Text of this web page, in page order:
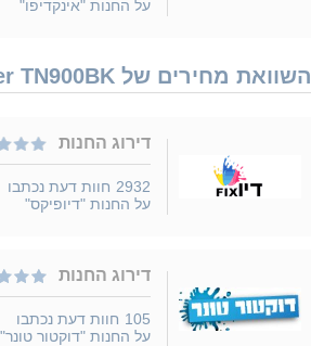
על החנות "אינקדיפו"
השוואת מחירים של Brother TN900BK נמכר ב 17 חנויות
דירוג החנות
2932 חוות דעת נכתבו
על החנות "דיופיקס"
דירוג החנות
105 חוות דעת נכתבו
על החנות "דוקטור טונר"